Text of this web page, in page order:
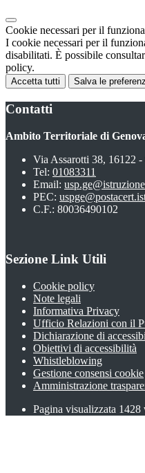
Cookie necessari per il
I cookie necessari per il
disabilitati. È possibile
policy.
Accetta tutti Salva le
Contatti
Ambito Territoriale di
Via Assarotti 38, 16122 -
Tel: 01083311
Email:
PEC:
C.F.: 80036490102
Sezione Link Utili
Cookie policy
Note legali
Informativa Privacy
Ufficio Relazioni con il
Dichiarazione di
Obiettivi di accessibilità
Whistleblowing
Gestione consensi cookie
Amministrazione
Pagina visualizzata 1428